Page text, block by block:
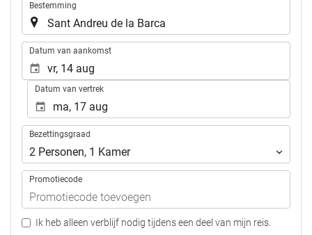
Bestemming
Datum van aankomst
Datum van vertrek
Bezettingsgraad
Bezettingsgraad
2 Personen, 1 Kamer
Promotiecode
Ik heb alleen verblijf nodig tijdens een deel van mijn reis.